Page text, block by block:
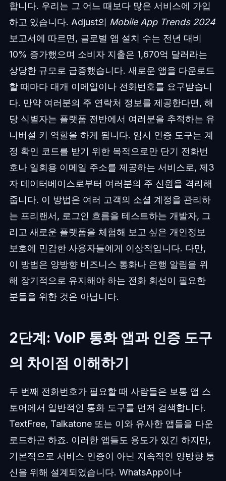
합니다. 우리는 그 어느 때보다 많은 서비스에 가입
하고 있습니다. Adjust의 Mobile App Trends 2024
보고서에 따르면, 글로벌 앱 설치 수는 전년 대비
10% 증가했으며 소비자 지출은 1,670억 달러라는
상당한 규모로 급증했습니다. 새로운 앱을 다운로드
할 때마다 대개 이메일이나 전화번호를 요구받습니
다. 만약 여러분의 주 연락처 정보를 제공한다면, 해
당 식별자는 플랫폼 전반에서 여러분을 추적하는 유
니버설 키 역할을 하게 됩니다. 임시 인증 도구는 계
정 확인 코드를 받기 위한 목적으로만 단기 전화번
호나 일회용 이메일 주소를 제공하는 서비스로, 제3
자 데이터베이스로부터 여러분의 주 신원을 격리해
줍니다. 이 방법은 여러 고객의 소셜 계정을 관리하
는 프리랜서, 로그인 흐름을 테스트하는 개발자, 그
리고 새로운 플랫폼을 체험해 보고 싶은 개인정보
보호에 민감한 사용자들에게 이상적입니다. 다만,
이 방법은 양방향 비즈니스 통화나 은행 알림을 위
해 장기적으로 유지해야 하는 전화 회선이 필요한
분들을 위한 것은 아닙니다.
2단계: VoIP 통화 앱과 인증 도구
의 차이점 이해하기
두 번째 전화번호가 필요할 때 사람들은 보통 앱 스
토어에서 일반적인 통화 도구를 먼저 검색합니다.
TextFree, Talkatone 또는 이와 유사한 앱들을 다운
로드하곤 하죠. 이러한 앱들도 용도가 있긴 하지만,
기본적으로 서비스 인증이 아닌 지속적인 양방향 통
신을 위해 설계되었습니다. WhatsApp이나